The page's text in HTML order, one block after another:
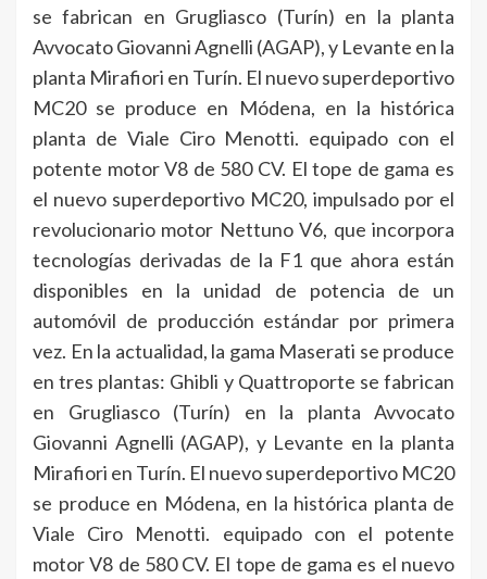
se fabrican en Grugliasco (Turín) en la planta
Avvocato Giovanni Agnelli (AGAP), y Levante en la
planta Mirafiori en Turín. El nuevo superdeportivo
MC20 se produce en Módena, en la histórica
planta de Viale Ciro Menotti. equipado con el
potente motor V8 de 580 CV. El tope de gama es
el nuevo superdeportivo MC20, impulsado por el
revolucionario motor Nettuno V6, que incorpora
tecnologías derivadas de la F1 que ahora están
disponibles en la unidad de potencia de un
automóvil de producción estándar por primera
vez. En la actualidad, la gama Maserati se produce
en tres plantas: Ghibli y Quattroporte se fabrican
en Grugliasco (Turín) en la planta Avvocato
Giovanni Agnelli (AGAP), y Levante en la planta
Mirafiori en Turín. El nuevo superdeportivo MC20
se produce en Módena, en la histórica planta de
Viale Ciro Menotti. equipado con el potente
motor V8 de 580 CV. El tope de gama es el nuevo